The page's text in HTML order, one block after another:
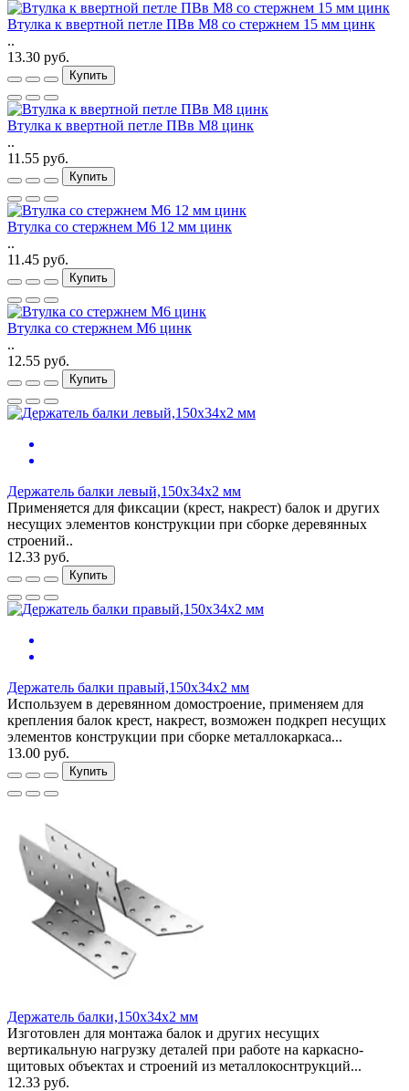
Втулка к ввертной петле ПВв М8 со стержнем 15 мм цинк
..
13.30 руб.
Купить
Втулка к ввертной петле ПВв М8 цинк
..
11.55 руб.
Купить
Втулка со стержнем М6 12 мм цинк
..
11.45 руб.
Купить
Втулка со стержнем М6 цинк
..
12.55 руб.
Купить
Держатель балки левый,150х34х2 мм
Применяется для фиксации (крест, накрест) балок и других
несущих элементов конструкции при сборке деревянных
строений..
12.33 руб.
Купить
Держатель балки правый,150х34х2 мм
Используем в деревянном домостроение, применяем для
крепления балок крест, накрест, возможен подкреп несущих
элементов конструкции при сборке металлокаркаса...
13.00 руб.
Купить
Держатель балки,150х34х2 мм
Изготовлен для монтажа балок и других несущих
вертикальную нагрузку деталей при работе на каркасно-
щитовых объектах и строений из металлокоснтрукций...
12.33 руб.